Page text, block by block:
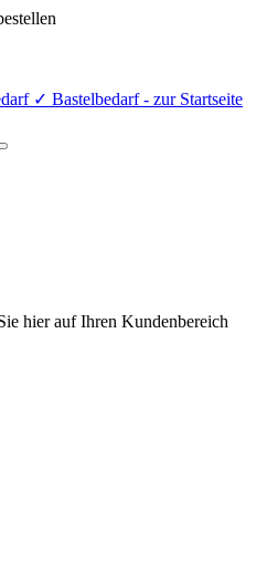
hier auf Ihren Kundenbereich